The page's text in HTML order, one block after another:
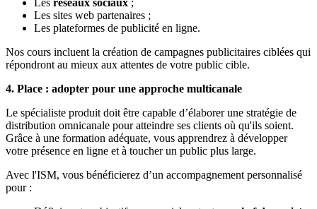
Les réseaux sociaux ;
Les sites web partenaires ;
Les plateformes de publicité en ligne.
Nos cours incluent la création de campagnes publicitaires ciblées qui
répondront au mieux aux attentes de votre public cible.
4. Place : adopter pour une approche multicanale
Le spécialiste produit doit être capable d’élaborer une stratégie de
distribution omnicanale pour atteindre ses clients où qu'ils soient.
Grâce à une formation adéquate, vous apprendrez à développer
votre présence en ligne et à toucher un public plus large.
Avec l'ISM, vous bénéficierez d’un accompagnement personnalisé
pour :